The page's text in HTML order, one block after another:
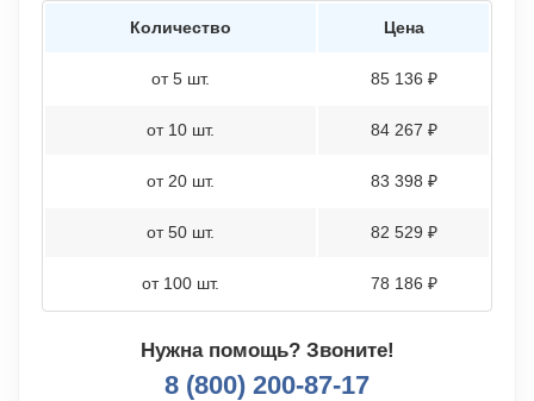
Количество Цена
от 5 шт. 85 136 ₽
от 10 шт. 84 267 ₽
от 20 шт. 83 398 ₽
от 50 шт. 82 529 ₽
от 100 шт. 78 186 ₽
Нужна помощь? Звоните!
8 (800) 200-87-17